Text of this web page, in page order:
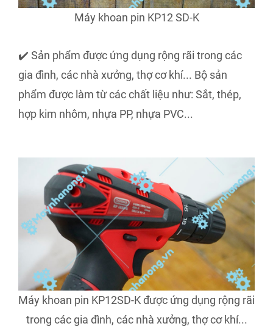
Máy khoan pin KP12 SD-K
✔️ Sản phẩm được ứng dụng rộng rãi trong các
gia đình, các nhà xưởng, thợ cơ khí... Bộ sản
phẩm được làm từ các chất liệu như: Sắt, thép,
hợp kim nhôm, nhựa PP, nhựa PVC...
Máy khoan pin KP12SD-K được ứng dụng rộng rãi
trong các gia đình, các nhà xưởng, thợ cơ khí...